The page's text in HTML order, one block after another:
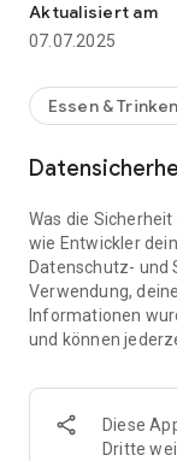
Aktualisiert am
07.07.2025
Essen & Trinken
Was die
wie Entwickler
Datenschutz- und
Verwendung,
Informationen
und können
Diese
Dritte